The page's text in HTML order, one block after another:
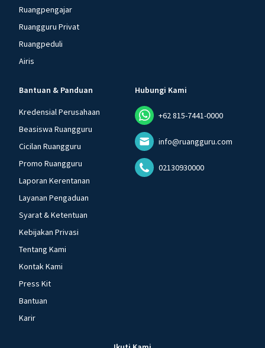
Ruangpengajar
Ruangguru Privat
Ruangpeduli
Airis
Bantuan & Panduan
Kredensial Perusahaan
Beasiswa Ruangguru
Cicilan Ruangguru
Promo Ruangguru
Laporan Kerentanan
Layanan Pengaduan
Syarat & Ketentuan
Kebijakan Privasi
Tentang Kami
Kontak Kami
Press Kit
Bantuan
Karir
Hubungi Kami
+62 815-7441-0000
info@ruangguru.com
02130930000